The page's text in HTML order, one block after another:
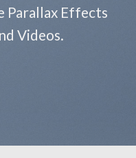
Parallax Effects
Videos.